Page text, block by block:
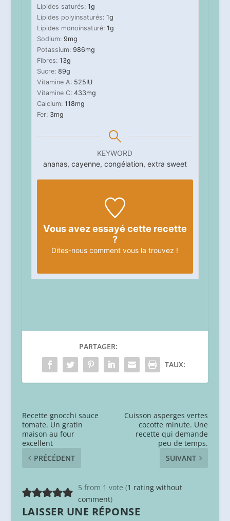
Lipides saturés: 1g
Lipides polyinsaturés: 1g
Lipides monoinsaturé: 1g
Sodium: 9mg
Potassium: 986mg
Fibres: 13g
Sucre: 89g
Vitamine A: 525IU
Vitamine C: 433mg
Calcium: 118mg
Fer: 3mg
KEYWORD
ananas, cayenne, congélation, extra sweet
Vous avez essayé cette recette
?
Dites-nous comment vous la trouvez !
PARTAGER:
TAUX:
Recette gnocchi sauce
tomate. Un gratin
maison au four
excellent
PRÉCÉDENT
Cuisson asperges vertes
cocotte minute. Une
recette qui demande
peu de temps.
SUIVANT
5 from 1 vote (1 rating without
comment)
LAISSER UNE RÉPONSE